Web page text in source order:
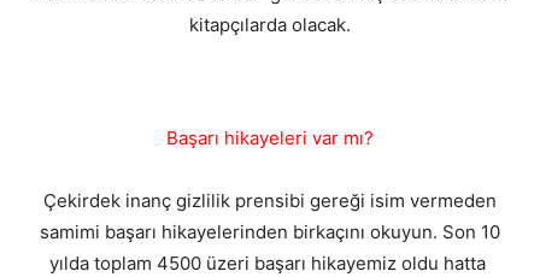
kitapçılarda olacak.
Başarı hikayeleri var mı?
Çekirdek inanç gizlilik prensibi gereği isim vermeden
samimi başarı hikayelerinden birkaçını okuyun. Son 10
yılda toplam 4500 üzeri başarı hikayemiz oldu hatta